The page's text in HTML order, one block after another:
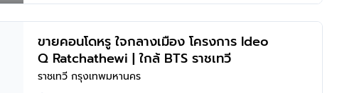
ขายคอนโดหรู ใจกลางเมือง โครงการ Ideo
Q Ratchathewi | ใกล้ BTS ราชเทวี
ราชเทวี กรุงเทพมหานคร